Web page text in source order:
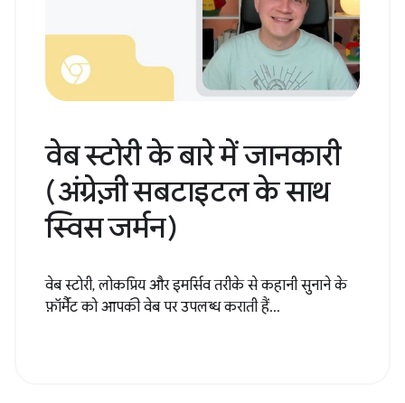
वेब स्टोरी के बारे में जानकारी
(अंग्रेज़ी सबटाइटल के साथ
स्विस जर्मन)
वेब स्टोरी, लोकप्रिय और इमर्सिव तरीके से कहानी सुनाने के
फ़ॉर्मैट को आपकी वेब पर उपलब्ध कराती हैं...